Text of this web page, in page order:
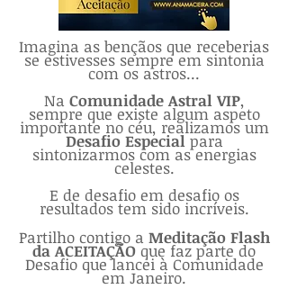
Imagina as bençãos que receberias
se estivesses sempre em sintonia
com os astros...
Na Comunidade Astral VIP,
sempre que existe algum aspeto
importante no céu, realizamos um
Desafio Especialpara
sintonizarmos com as energias
celestes.
E de desafio em desafio os
resultados tem sido incríveis.
Partilho contigo a Meditação Flash
da ACEITAÇÃOque faz parte do
Desafio que lancei à Comunidade
em Janeiro.